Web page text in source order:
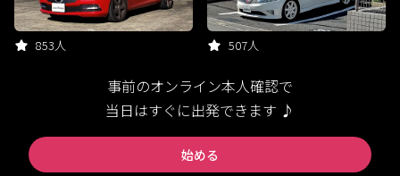
853人 507人
事前のオンライン本人確認で
当日はすぐに出発できます ♪
始める